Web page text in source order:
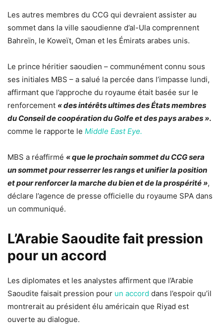
Les autres membres du CCG qui devraient assister au
sommet dans la ville saoudienne d’al-Ula comprennent
Bahreïn, le Koweït, Oman et les Émirats arabes unis.
Le prince héritier saoudien – communément connu sous
ses initiales MBS – a salué la percée dans l’impasse lundi,
affirmant que l’approche du royaume était basée sur le
renforcement « des intérêts ultimes des États membres
du Conseil de coopération du Golfe et des pays arabes ».
comme le rapporte le Middle East Eye.
MBS a réaffirmé « que le prochain sommet du CCG sera
un sommet pour resserrer les rangs et unifier la position
et pour renforcer la marche du bien et de la prospérité »,
déclare l’agence de presse officielle du royaume SPA dans
un communiqué.
L’Arabie Saoudite fait pression
pour un accord
Les diplomates et les analystes affirment que l’Arabie
Saoudite faisait pression pour un accord dans l’espoir qu’il
montrerait au président élu américain que Riyad est
ouverte au dialogue.